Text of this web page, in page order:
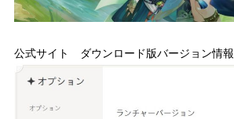
公式サイト ダウンロード版バージョン情報